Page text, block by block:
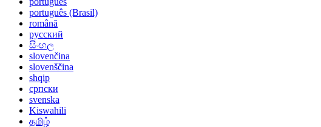
português (Brasil)
română
русский
සිංහල
slovenčina
slovenščina
shqip
српски
svenska
Kiswahili
தமிழ்